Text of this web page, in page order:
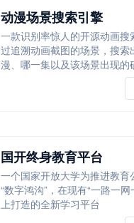
动漫场景搜索引擎
一款识别率惊人的开源动画搜
过追溯动画截图的场景，搜索
漫、哪一集以及该场景出现的
国开终身教育平台
一个国家开放大学为推进教育
“数字鸿沟”，在现有“一路一网
上打造的全新学习平台